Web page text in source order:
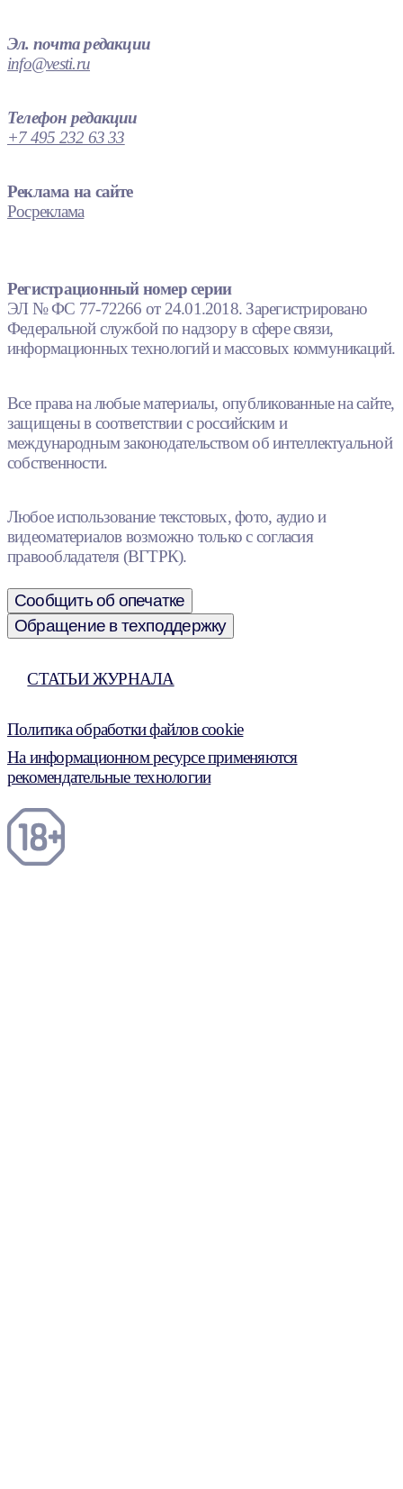
Эл. почта редакции
info@vesti.ru
Телефон редакции
+7 495 232 63 33
Реклама на сайте
Росреклама
Регистрационный номер серии
ЭЛ № ФС 77-72266 от 24.01.2018. Зарегистрировано
Федеральной службой по надзору в сфере связи,
информационных технологий и массовых коммуникаций.
Все права на любые материалы, опубликованные на сайте,
защищены в соответствии с российским и
международным законодательством об интеллектуальной
собственности.
Любое использование текстовых, фото, аудио и
видеоматериалов возможно только с согласия
правообладателя (ВГТРК).
Сообщить об опечатке
Обращение в техподдержку
СТАТЬИ ЖУРНАЛА
Политика обработки файлов cookie
На информационном ресурсе применяются
рекомендательные технологии